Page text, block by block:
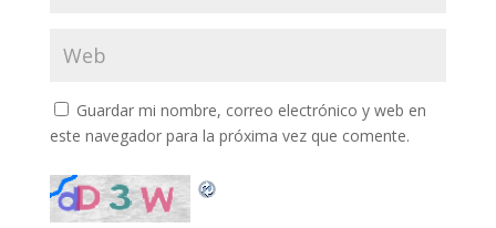
Guardar mi nombre, correo electrónico y web en
este navegador para la próxima vez que comente.